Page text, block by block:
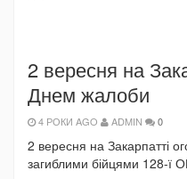
2 вересня на
Днем жалоби
4 РОКИ AGO ADMIN 0
2 вересня на Закарпатті
загиблими бійцями 128-ї